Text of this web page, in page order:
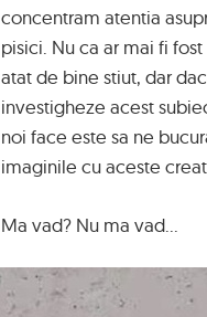
concentram atentia
pisici. Nu ca ar mai fi
atat de bine stiut, dar
investigheze acest
noi face este sa ne
imaginile cu aceste
Ma vad? Nu ma vad...